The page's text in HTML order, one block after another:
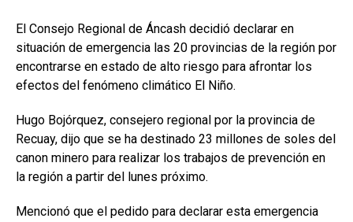
El Consejo Regional de Áncash decidió declarar en
situación de emergencia las 20 provincias de la región por
encontrarse en estado de alto riesgo para afrontar los
efectos del fenómeno climático El Niño.
Hugo Bojórquez, consejero regional por la provincia de
Recuay, dijo que se ha destinado 23 millones de soles del
canon minero para realizar los trabajos de prevención en
la región a partir del lunes próximo.
Mencionó que el pedido para declarar esta emergencia